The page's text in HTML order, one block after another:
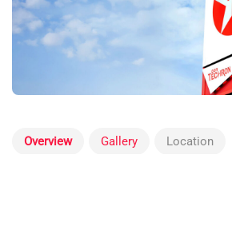
Overview Gallery Location